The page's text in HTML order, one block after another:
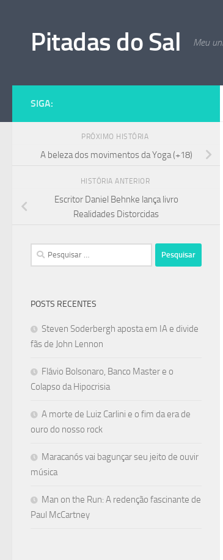
Pitadas do Sal Meu
SIGA:
PRÓXIMO HISTÓRIA
A beleza dos movimentos da Yoga (+18)
HISTÓRIA ANTERIOR
Escritor Daniel Behnke lança livro
Realidades Distorcidas
Pesquisar
por:
POSTS RECENTES
Steven Soderbergh aposta em IA e divide
fãs de John Lennon
Flávio Bolsonaro, Banco Master e o
Colapso da Hipocrisia
A morte de Luiz Carlini e o fim da era de
ouro do nosso rock
Maracanós vai bagunçar seu jeito de ouvir
música
Man on the Run: A redenção fascinante de
Paul McCartney